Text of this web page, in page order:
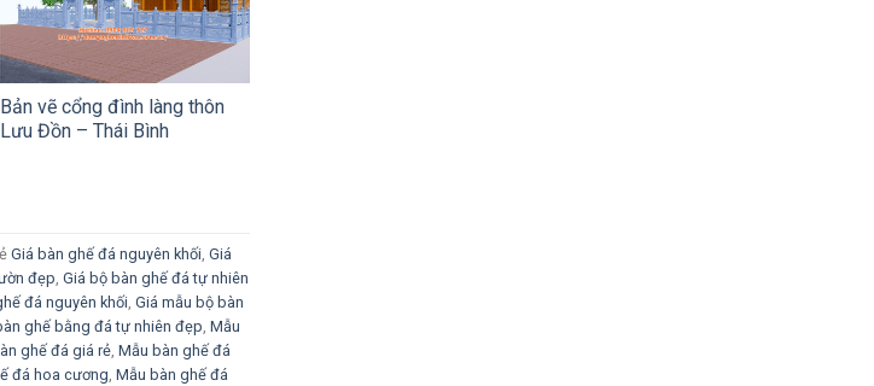
Bản vẽ cổng đình làng thôn
Lưu Đồn – Thái Bình
Giá bàn ghế đá nguyên khối Giá
đẹp Giá bộ bàn ghế đá tự nhiên
đá nguyên khối Giá mẫu bộ bàn
ghế bằng đá tự nhiên đẹp Mẫu
ghế đá giá rẻ Mẫu bàn ghế đá
đá hoa cương Mẫu bàn ghế đá